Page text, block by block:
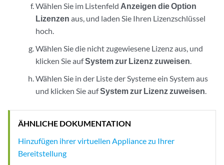
Wählen Sie im Listenfeld Anzeigen die Option
Lizenzen aus, und laden Sie Ihren Lizenzschlüssel
hoch.
Wählen Sie die nicht zugewiesene Lizenz aus, und
klicken Sie aufSystem zur Lizenz zuweisen.
Wählen Sie in der Liste der Systeme ein System aus
und klicken Sie aufSystem zur Lizenz zuweisen.
ÄHNLICHE DOKUMENTATION
Hinzufügen ihrer virtuellen Appliance zu Ihrer
Bereitstellung